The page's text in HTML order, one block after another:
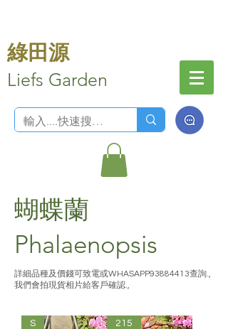
綠田源
Liefs Garden
蝴蝶蘭
Phalaenopsis
詳細品種及價錢可致電或WHASAPP93884413查詢.,
我們會拍現貨相片給客戶確認.,
S 215